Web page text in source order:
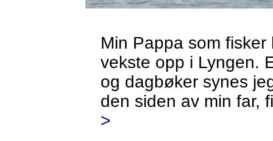
Min Pappa som
vekste opp i Lyngen.
og dagbøker synes
den siden av min far,
>